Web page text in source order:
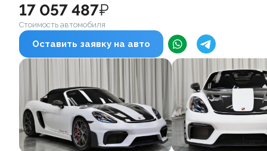
17 057 487₽
Стоимость автомобиля
Оставить заявку на авто